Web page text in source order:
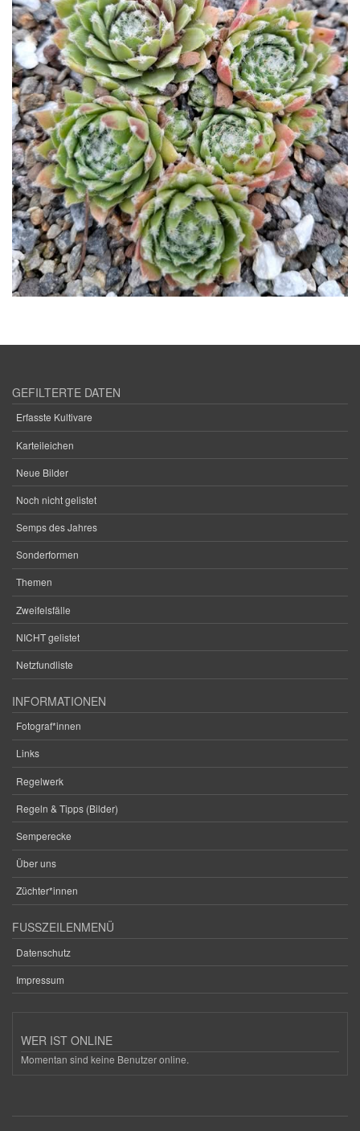
GEFILTERTE DATEN
Erfasste Kultivare
Karteileichen
Neue Bilder
Noch nicht gelistet
Semps des Jahres
Sonderformen
Themen
Zweifelsfälle
NICHT gelistet
Netzfundliste
INFORMATIONEN
Fotograf*innen
Links
Regelwerk
Regeln & Tipps (Bilder)
Semperecke
Über uns
Züchter*innen
FUSSZEILENMENÜ
Datenschutz
Impressum
WER IST ONLINE
Momentan sind keine Benutzer online.